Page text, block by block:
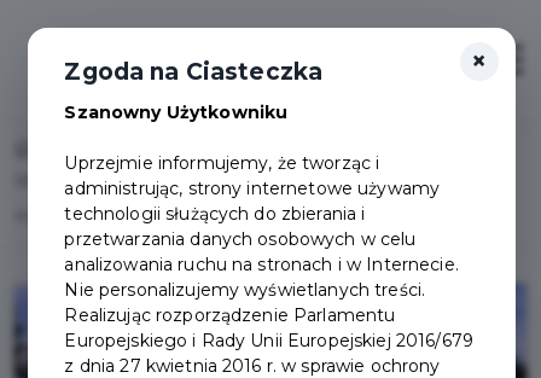
W Pruszczu Gdańskim z pojemników na elektrośmieci
odebrano ponad 10 ton odpadów
×
Zgoda na Ciasteczka
Szanowny Użytkowniku
Uprzejmie informujemy, że tworząc i
administrując, strony internetowe używamy
technologii służących do zbierania i
przetwarzania danych osobowych w celu
analizowania ruchu na stronach i w Internecie.
Nie personalizujemy wyświetlanych treści.
Realizując rozporządzenie Parlamentu
Europejskiego i Rady Unii Europejskiej 2016/679
z dnia 27 kwietnia 2016 r. w sprawie ochrony